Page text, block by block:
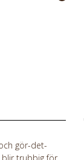
gör-det-